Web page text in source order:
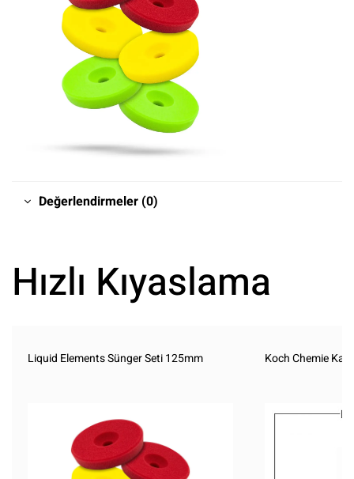
Değerlendirmeler (0)
Hızlı Kıyaslama
Liquid Elements Sünger Seti 125mm Koch Chemie